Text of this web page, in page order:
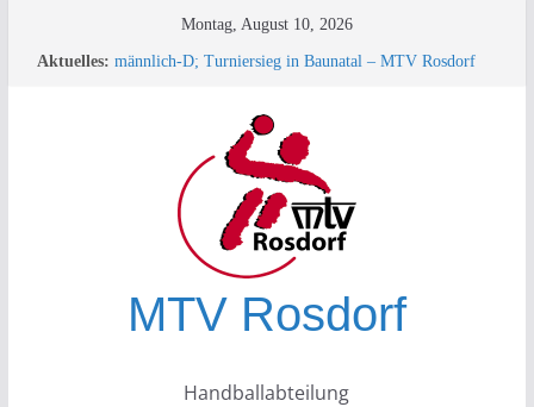
springen
Montag, August 10, 2026
Aktuelles: männlich-D; Turniersieg in Baunatal – MTV Rosdorf
Turnierbericht männliche D-Jugend – Rauschenwasser
+++ SPORTLEREHRUNG des KSB+++
33. Minispielfest bei der HSG Plesse-Hardenberg in
Eddigehausen/Rauschenwasser
MTV Rosdorf
Handballabteilung